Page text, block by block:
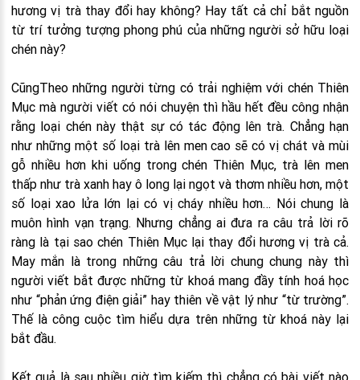
hương vị trà thay đổi hay không? Hay tất cả chỉ bắt nguồn
từ trí tưởng tượng phong phú của những người sở hữu loại
chén này?
CũngTheo những người từng có trải nghiệm với chén Thiên
Mục mà người viết có nói chuyện thì hầu hết đều công nhận
rằng loại chén này thật sự có tác động lên trà. Chẳng hạn
như những một số loại trà lên men cao sẽ có vị chát và mùi
gỗ nhiều hơn khi uống trong chén Thiên Mục, trà lên men
thấp như trà xanh hay ô long lại ngọt và thơm nhiều hơn, một
số loại xao lửa lớn lại có vị cháy nhiều hơn… Nói chung là
muôn hình vạn trạng. Nhưng chẳng ai đưa ra câu trả lời rõ
ràng là tại sao chén Thiên Mục lại thay đổi hương vị trà cả.
May mắn là trong những câu trả lời chung chung này thì
người viết bắt được những từ khoá mang đầy tính hoá học
như “phản ứng điện giải” hay thiên về vật lý như “từ trường”.
Thế là công cuộc tìm hiểu dựa trên những từ khoá này lại
bắt đầu.
Kết quả là sau nhiều giờ tìm kiếm thì chẳng có bài viết nào